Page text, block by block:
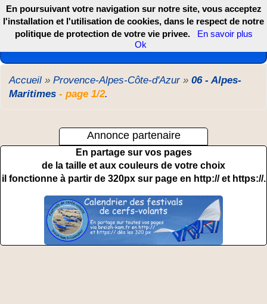
Les webcams de France, DOM TOM et COM
Accueil » Provence-Alpes-Côte-d'Azur» 06 - Alpes-
Maritimes - page 1/2.
Annonce partenaire
En partage sur vos pages
de la taille et aux couleurs de votre choix
il fonctionne à partir de 320px sur page en http:// et https://.
En poursuivant votre navigation sur notre site, vous acceptez
l'installation et l'utilisation de cookies, dans le respect de notre
politique de protection de votre vie privee.
En savoir plus
Ok